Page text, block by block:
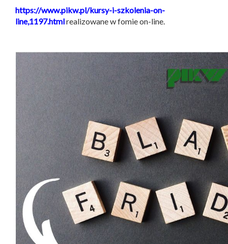
https://www.pikw.pl/kursy-i-szkolenia-on-
line,1197.htmlrealizowane w fomie on-line.